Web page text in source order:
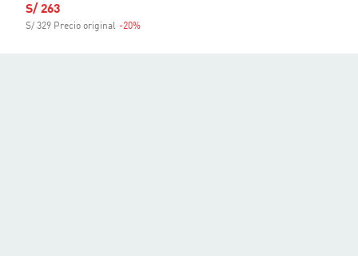
Precio de venta
S/ 263
S/ 329 Precio original -20%